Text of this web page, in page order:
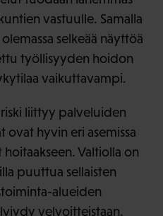
vastuulle. Samalla
selkeää näyttöä
työllisyyden hoidon
vaikuttavampi.
liittyy palveluiden
ovat hyvin eri asemissa
Valtiolla on
puuttua sellaisten
alueiden
velvoitteistaan.